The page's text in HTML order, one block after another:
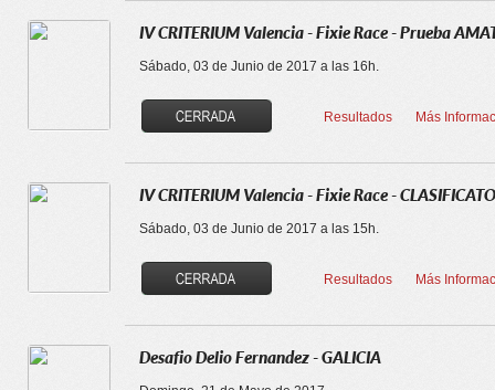
IV CRITERIUM Valencia - Fixie Race - Prueba
Sábado, 03 de Junio de 2017 a las 16h.
Resultados Más
IV CRITERIUM Valencia - Fixie Race -
Sábado, 03 de Junio de 2017 a las 15h.
Resultados Más
Desafio Delio Fernandez - GALICIA